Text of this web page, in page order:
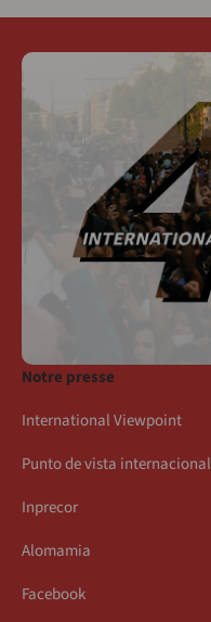
Notre presse
International Viewpoint
Punto de vista internacional
Inprecor
Alomamia
Facebook